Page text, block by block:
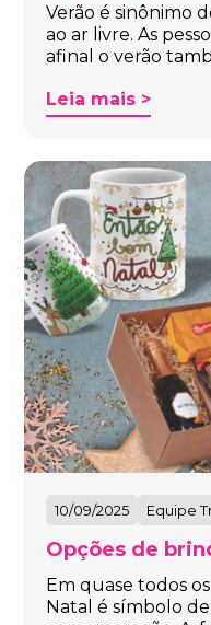
Verão é sinônimo
ao ar livre. As
afinal o verão
Leia mais >
10/09/2025 Equipe
Opções de
Em quase todos
Natal é símbolo